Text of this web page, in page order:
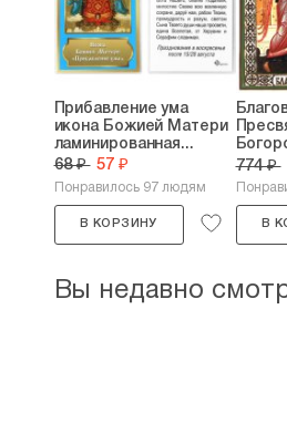
Прибавление ума
икона Божией Матери
ламинированная...
68 ₽ 57 ₽
Понравилось 97 людям
В КОРЗИНУ
774 ₽
В
Вы недавно